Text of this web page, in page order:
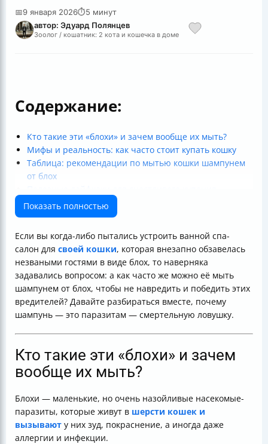
📅9 января 2026⏱5 минут
автор: Эдуард Полянцев
Зоолог / кошатник: 2 кота и кошечка в доме
Содержание:
Кто такие эти «блохи» и зачем вообще их мыть?
Мифы и реальность: как часто стоит купать кошку
Таблица: рекомендации по мытью кошки шампунем
от блох
питомца
А как насчет котят?
Часто задаваемые вопросы
Ваш чек-лист "Купаем кошку правильно"
Показать полностью
Если вы когда-либо пытались устроить ванной спа-
салон для своей кошки, которая внезапно обзавелась
незваными гостями в виде блох, то наверняка
задавались вопросом: а как часто же можно её мыть
шампунем от блох, чтобы не навредить и победить этих
вредителей? Давайте разбираться вместе, почему
шампунь — это паразитам — смертельную ловушку.
Кто такие эти «блохи» и зачем
вообще их мыть?
Блохи — маленькие, но очень назойливые насекомые-
паразиты, которые живут в шерсти кошек и
вызывают у них зуд, покраснение, а иногда даже
аллергии и инфекции.